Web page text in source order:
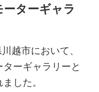
ターギャラ
越市において、
ーギャラリーと
した。